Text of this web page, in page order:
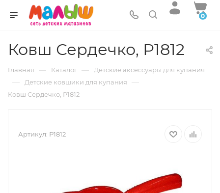
0
Ковш Сердечко, Р1812
Главная — Каталог — Детские аксессуары для купания
— Детские ковшики для купания —
Ковш Сердечко, Р1812
Артикул: Р1812